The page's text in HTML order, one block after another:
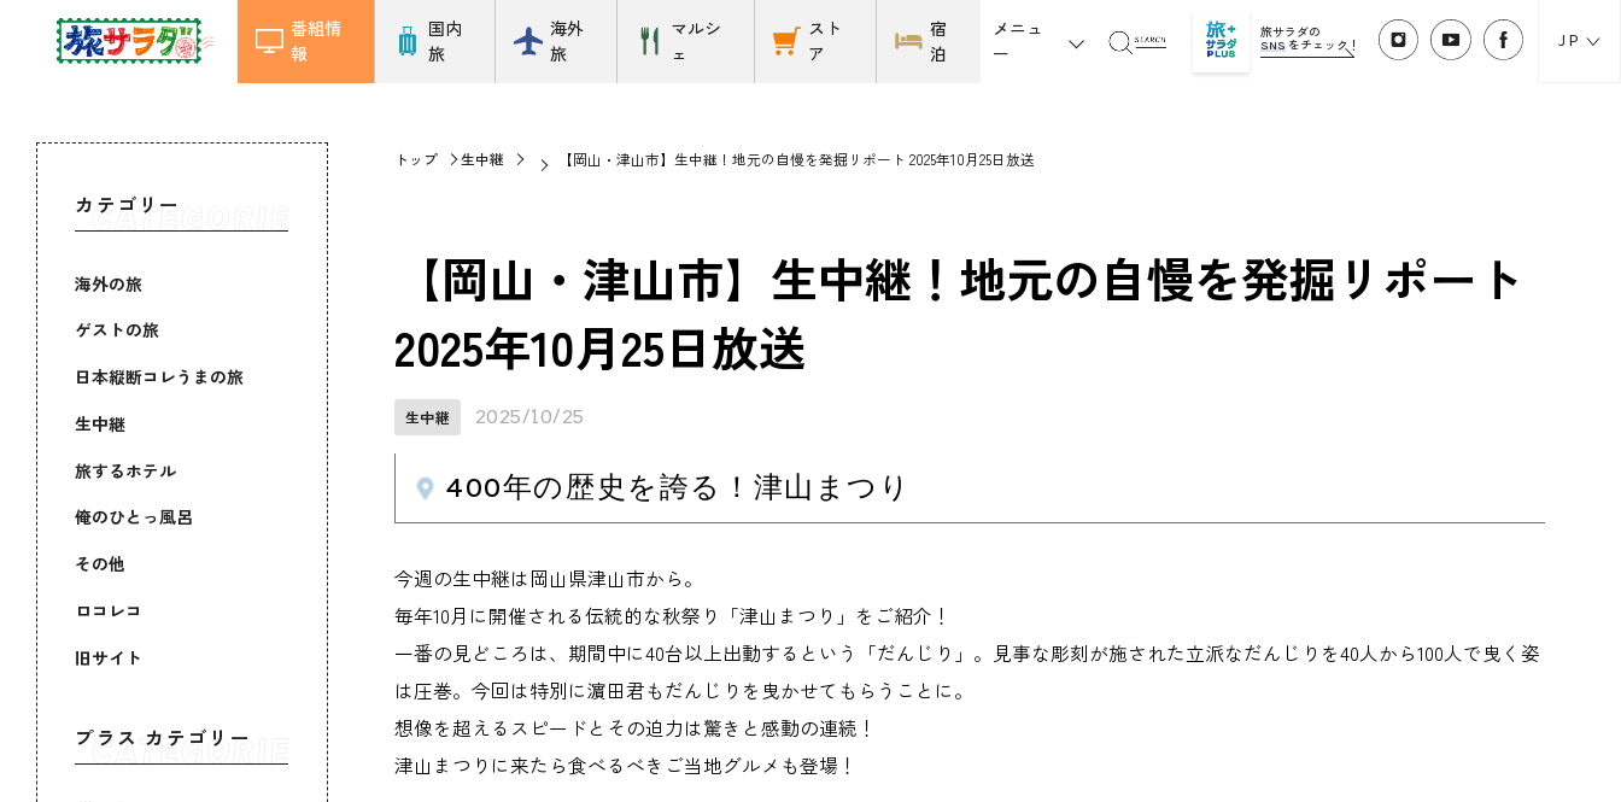
番組情
報
国内
旅
海外
旅
マルシ
ェ
スト
ア
宿
泊
メニュ
ー
旅サラダの
SNS をチェック！ JP
カテゴリー
海外の旅
ゲストの旅
日本縦断コレうまの旅
生中継
旅するホテル
俺のひとっ風呂
その他
ロコレコ
旧サイト
プラス カテゴリー
トップ 生中継 【岡山・津山市】生中継！地元の自慢を発掘リポート 2025年10月25日放送
【岡山・津山市】生中継！地元の自慢を発掘リポート
2025年10月25日放送
生中継 2025/10/25
400年の歴史を誇る！津山まつり
今週の生中継は岡山県津山市から。
毎年10月に開催される伝統的な秋祭り「津山まつり」をご紹介！
一番の見どころは、期間中に40台以上出動するという「だんじり」。見事な彫刻が施された立派なだんじりを40人から100人で曳く姿
は圧巻。今回は特別に濵田君もだんじりを曳かせてもらうことに。
想像を超えるスピードとその迫力は驚きと感動の連続！
津山まつりに来たら食べるべきご当地グルメも登場！